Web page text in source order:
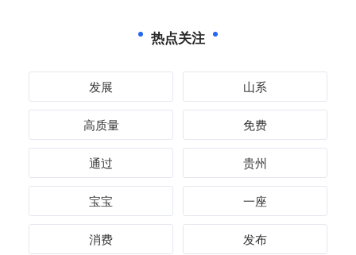
热点关注
发展 山系
高质量 免费
通过 贵州
宝宝 一座
消费 发布